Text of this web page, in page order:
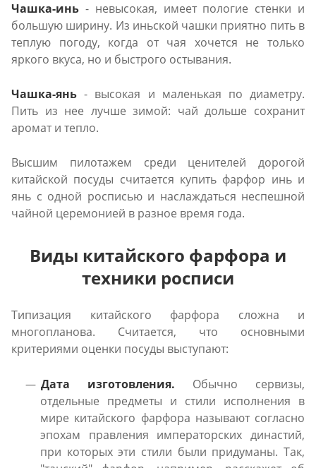
Чашка-инь - невысокая, имеет пологие стенки и
большую ширину. Из иньской чашки приятно пить в
теплую погоду, когда от чая хочется не только
яркого вкуса, но и быстрого остывания.
Чашка-янь - высокая и маленькая по диаметру.
Пить из нее лучше зимой: чай дольше сохранит
аромат и тепло.
Высшим пилотажем среди ценителей дорогой
китайской посуды считается купить фарфор инь и
янь с одной росписью и наслаждаться неспешной
чайной церемонией в разное время года.
Виды китайского фарфора и
техники росписи
Типизация китайского фарфора сложна и
многопланова. Считается, что основными
критериями оценки посуды выступают:
Дата изготовления. Обычно сервизы,
отдельные предметы и стили исполнения в
мире китайского фарфора называют согласно
эпохам правления императорских династий,
при которых эти стили были придуманы. Так,